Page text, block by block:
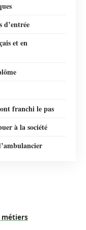
d’entrée
et en
franchi le pas
à la société
métiers